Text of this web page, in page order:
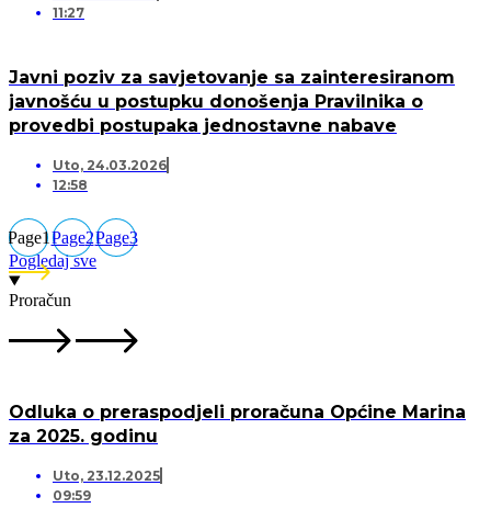
11:27
Javni poziv za savjetovanje sa zainteresiranom
javnošću u postupku donošenja Pravilnika o
provedbi postupaka jednostavne nabave
Uto, 24.03.2026
12:58
Page1Page2Page3
Pogledaj sve
Proračun
Odluka o preraspodjeli proračuna Općine Marina
za 2025. godinu
Uto, 23.12.2025
09:59